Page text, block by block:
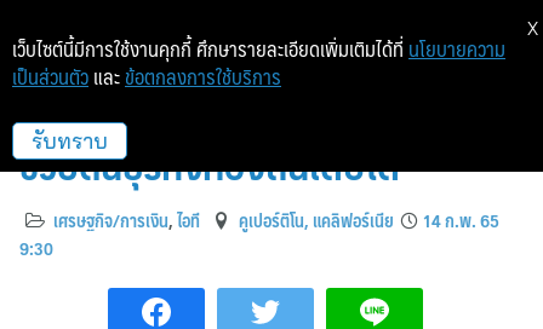
โมบิลเลียมลงทุนบุกตลาดญี่ปุ่น
ช่วยดันธุรกิจท้องถิ่นเติบโต
เศรษฐกิจ/การเงิน,ไอที คูเปอร์ติโน, แคลิฟอร์เนีย
14 ก.พ. 65
9:30
เว็บไซต์นี้มีการใช้งานคุกกี้ ศึกษารายละเอียดเพิ่มเติมได้ที่ นโยบายความ
เป็นส่วนตัว และ ข้อตกลงการใช้บริการ
รับทราบ
X